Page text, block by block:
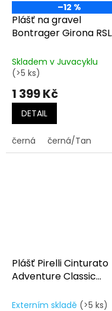
–12 %
Plášť na gravel
Bontrager Girona RSL
Skladem v Juvacyklu
(>5 ks)
1 399 Kč
DETAIL
černá černá/Tan
Plášť Pirelli Cinturato
Adventure Classic
Externím skladě (>5 ks)